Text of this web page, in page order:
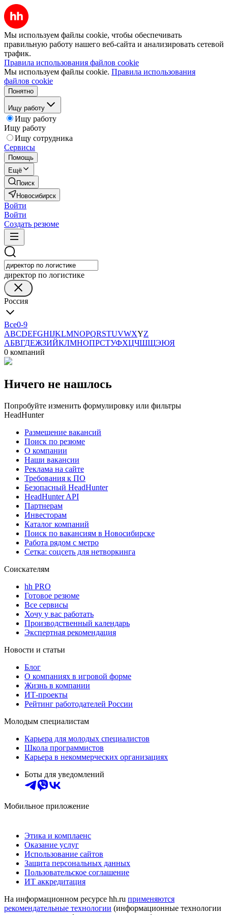
Мы используем файлы cookie, чтобы обеспечивать
правильную работу нашего веб-сайта и анализировать сетевой
трафик.
Правила использования файлов cookie
Мы используем файлы cookie. Правила использования
файлов cookie
Понятно
Ищу работу
Ищу работу
Ищу работу
Ищу сотрудника
Сервисы
Помощь
Ещё
Поиск
Новосибирск
Войти
Войти
Создать резюме
директор по логистике
Россия
Все0-9
ABCDEFGHIJKLMNOPQRSTUVWXYZ
АБВГДЕЖЗИЙКЛМНОПРСТУФХЦЧШЩЭЮЯ
0 компаний
Ничего не нашлось
Попробуйте изменить формулировку или фильтры
HeadHunter
Размещение вакансий
Поиск по резюме
О компании
Наши вакансии
Реклама на сайте
Требования к ПО
Безопасный HeadHunter
HeadHunter API
Партнерам
Инвесторам
Каталог компаний
Поиск по вакансиям в Новосибирске
Работа рядом с метро
Сетка: соцсеть для нетворкинга
Соискателям
hh PRO
Готовое резюме
Все сервисы
Хочу у вас работать
Производственный календарь
Экспертная рекомендация
Новости и статьи
Блог
О компаниях в игровой форме
Жизнь в компании
ИТ-проекты
Рейтинг работодателей России
Молодым специалистам
Карьера для молодых специалистов
Школа программистов
Карьера в некоммерческих организациях
Боты для уведомлений
Мобильное приложение
Этика и комплаенс
Оказание услуг
Использование сайтов
Защита персональных данных
Пользовательское соглашение
ИТ аккредитация
На информационном ресурсе hh.ru применяются
рекомендательные технологии (информационные технологии